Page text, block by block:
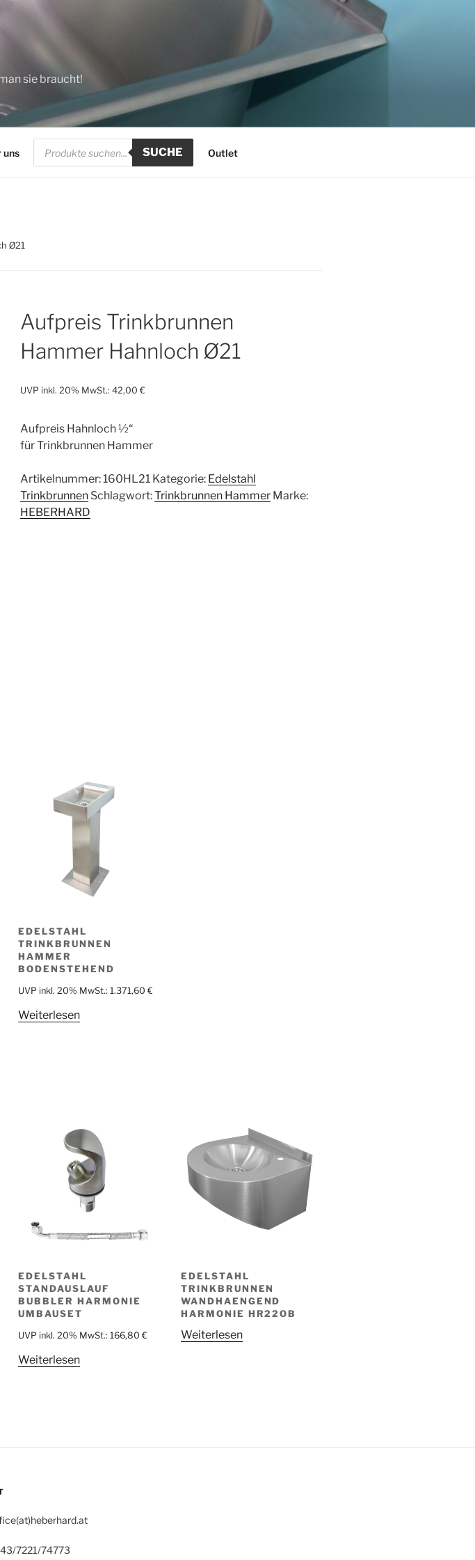
sie braucht!
uns
Products
search
SUCHE Outlet
Ø21
Aufpreis Trinkbrunnen
Hammer Hahnloch Ø21
UVP inkl. 20% MwSt.:42,00€
Aufpreis Hahnloch ½“
für Trinkbrunnen Hammer
Artikelnummer: 160HL21 Kategorie: Edelstahl
Trinkbrunnen Schlagwort:Trinkbrunnen Hammer Marke:
HEBERHARD
EDELSTAHL
TRINKBRUNNEN
HAMMER
BODENSTEHEND
UVP inkl. 20% MwSt.:1.371,60€
Weiterlesen
EDELSTAHL
STANDAUSLAUF
BUBBLER HARMONIE
UMBAUSET
UVP inkl. 20% MwSt.:166,80€
Weiterlesen
EDELSTAHL
TRINKBRUNNEN
WANDHAENGEND
HARMONIE HR22OB
Weiterlesen
7221/74773